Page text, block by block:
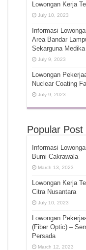
Lowongan Kerja
July 10, 2023
Informasi
Area Bandar
Sekarguna Medika
July 9, 2023
Lowongan
Nuclear Coating
July 9, 2023
Popular Post
Informasi
Bumi Cakrawala
March 13, 2023
Lowongan Kerja
Citra Nusantara
July 10, 2023
Lowongan
(Fiber Optic) –
Persada
March 12, 2023